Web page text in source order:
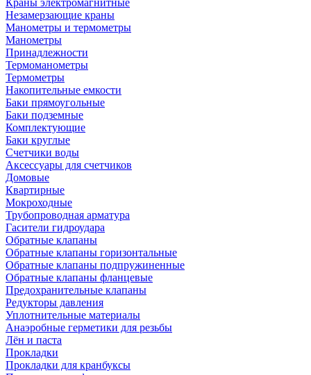
Незамерзающие краны
Манометры и термометры
Манометры
Принадлежности
Термоманометры
Термометры
Накопительные емкости
Баки прямоугольные
Баки подземные
Комплектующие
Баки круглые
Счетчики воды
Аксессуары для счетчиков
Домовые
Квартирные
Мокроходные
Трубопроводная арматура
Гасители гидроудара
Обратные клапаны
Обратные клапаны горизонтальные
Обратные клапаны подпружиненные
Обратные клапаны фланцевые
Предохранительные клапаны
Редукторы давления
Уплотнительные материалы
Анаэробные герметики для резьбы
Лён и паста
Прокладки
Прокладки для кранбуксы